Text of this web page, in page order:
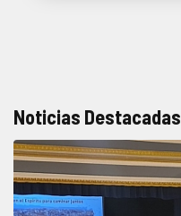
Noticias Destacadas